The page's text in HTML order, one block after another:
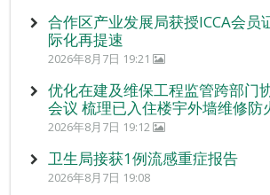
合作区产业发展局获授ICCA会员
际化再提速
2026年8月7日 19:21
优化在建及维保工程监管跨部门
会议 梳理已入住楼宇外墙维修防
2026年8月7日 19:12
卫生局接获1例流感重症报告
2026年8月7日 19:08